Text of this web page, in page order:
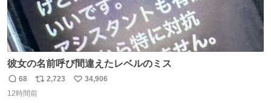
彼女の名前呼び間違えたレベルのミス
返
信
68
リ
ポ
2,723
い
34,906
12時間前